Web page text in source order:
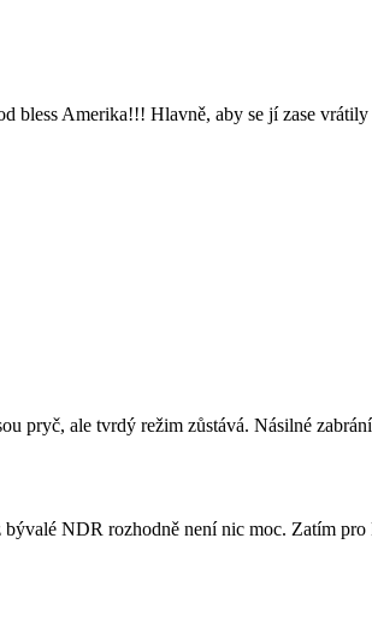
bless Amerika!!! Hlavně, aby se jí zase
pryč, ale tvrdý režim zůstává. Násilné
NDR rozhodně není nic moc. Zatím